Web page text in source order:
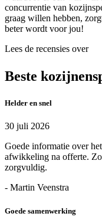
concurrentie van
graag willen hebben,
beter wordt voor jou!
Lees de recensies over
Beste
Helder en snel
30 juli 2026
Goede informatie over
afwikkeling na offerte.
zorgvuldig.
- Martin Veenstra
Goede samenwerking